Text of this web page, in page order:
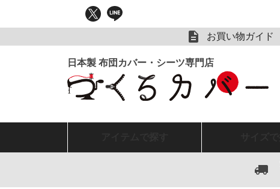
お買い物ガイド